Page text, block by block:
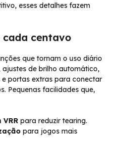
esses detalhes fazem
cada centavo
que tornam o uso diário
de brilho automático,
portas extras para conectar
Pequenas facilidades que,
para reduzir tearing.
para jogos mais